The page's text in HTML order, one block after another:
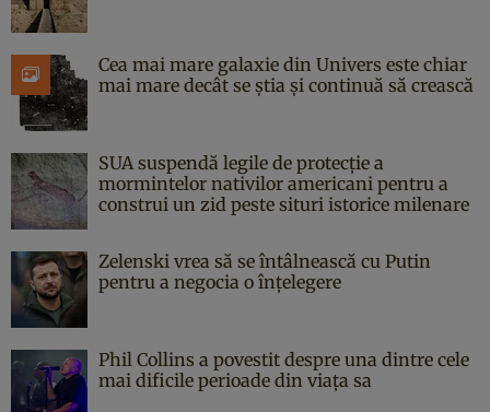
Cea mai mare galaxie din Univers este chiar
mai mare decât se știa și continuă să crească
SUA suspendă legile de protecție a
mormintelor nativilor americani pentru a
construi un zid peste situri istorice milenare
Zelenski vrea să se întâlnească cu Putin
pentru a negocia o înțelegere
Phil Collins a povestit despre una dintre cele
mai dificile perioade din viața sa